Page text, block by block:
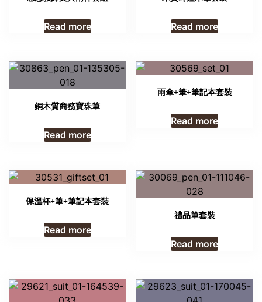
Read more Read more
銅木質商務寶珠筆
Read more
雨傘+筆+筆記本套裝
Read more
保溫杯+筆+筆記本套裝
Read more
禮品筆套裝
Read more